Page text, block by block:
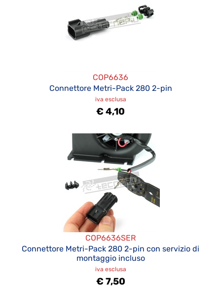
COP6636
Connettore Metri-Pack 280 2-pin
iva esclusa
€ 4,10
COP6636SER
Connettore Metri-Pack 280 2-pin con servizio di
montaggio incluso
iva esclusa
€ 7,50